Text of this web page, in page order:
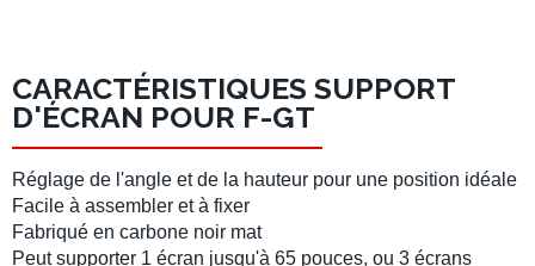
CARACTÉRISTIQUES SUPPORT
D'ÉCRAN POUR F-GT
Réglage de l'angle et de la hauteur pour une position idéale
Facile à assembler et à fixer
Fabriqué en carbone noir mat
Peut supporter 1 écran jusqu'à 65 pouces, ou 3 écrans